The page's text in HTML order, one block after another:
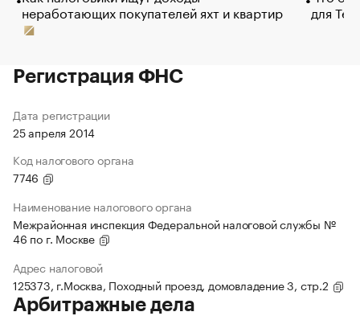
неработающих покупателей яхт и квартир
для
Регистрация ФНС
Дата регистрации
25 апреля 2014
Код налогового органа
7746
Наименование налогового органа
Межрайонная инспекция Федеральной налоговой службы №
46 по г. Москве
Адрес налоговой
125373, г.Москва, Походный проезд, домовладение 3, стр.2
Арбитражные дела